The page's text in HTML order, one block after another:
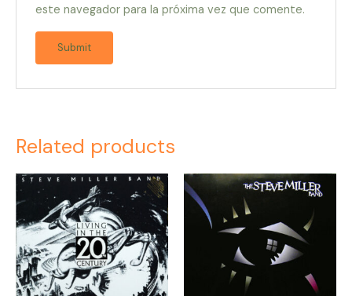
este navegador para la próxima vez que comente.
Related products